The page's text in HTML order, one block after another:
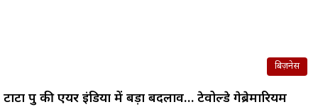
बिज़नेस
टाटा ग्रुप की एयर इंडिया में बड़ा बदलाव… टेवोल्डे गेब्रेमारियम